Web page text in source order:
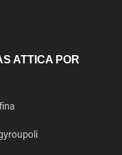
ATTICA POR